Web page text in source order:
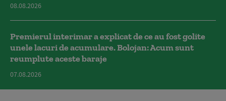
08.08.2026
Premierul interimar a explicat de ce au fost golite
unele lacuri de acumulare. Bolojan: Acum sunt
reumplute aceste baraje
07.08.2026